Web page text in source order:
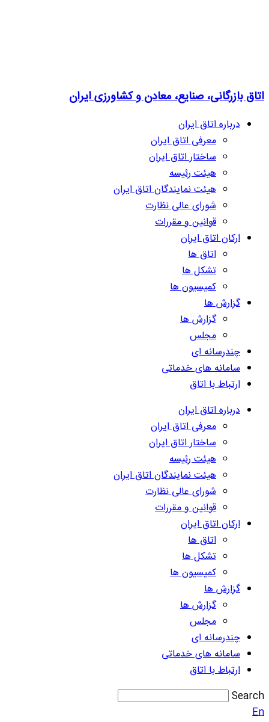
اتاق بازرگانی، صنایع، معادن و کشاورزی ایران
درباره اتاق ایران
معرفی اتاق ایران
ساختار اتاق ایران
هیئت رئیسه
هیئت نمایندگان اتاق ایران
شورای عالی نظارت
قوانین و مقررات
ارکان اتاق ایران
اتاق ها
تشکل ها
کمیسیون ها
گزارش ها
گزارش ها
مجلس
چندرسانه ای
سامانه های خدماتی
ارتباط با اتاق
درباره اتاق ایران
معرفی اتاق ایران
ساختار اتاق ایران
هیئت رئیسه
هیئت نمایندگان اتاق ایران
شورای عالی نظارت
قوانین و مقررات
ارکان اتاق ایران
اتاق ها
تشکل ها
کمیسیون ها
گزارش ها
گزارش ها
مجلس
چندرسانه ای
سامانه های خدماتی
ارتباط با اتاق
Search
En